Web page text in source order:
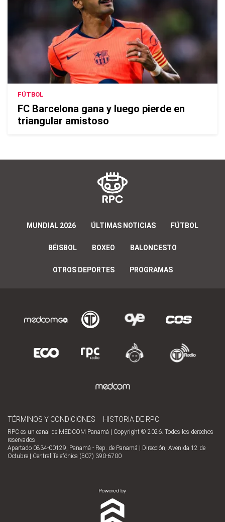
FÚTBOL
FC Barcelona gana y luego pierde en
triangular amistoso
MUNDIAL 2026 ÚLTIMAS NOTICIAS FÚTBOL
BÉISBOL BOXEO BALONCESTO
OTROS DEPORTES PROGRAMAS
TÉRMINOS Y CONDICIONES HISTORIA DE RPC
RPC es un canal de MEDCOM Panamá | Copyright © 2026. Todos los derechos
reservados
Apartado 0834-00129, Panamá - Rep. de Panamá | Dirección, Avenida 12 de
Octubre | Central Telefónica (507) 390-6700